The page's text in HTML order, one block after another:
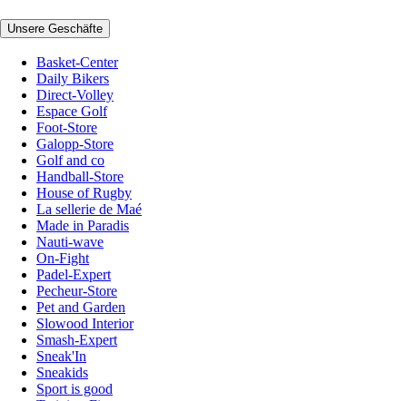
Unsere Geschäfte
Basket-Center
Daily Bikers
Direct-Volley
Espace Golf
Foot-Store
Galopp-Store
Golf and co
Handball-Store
House of Rugby
La sellerie de Maé
Made in Paradis
Nauti-wave
On-Fight
Padel-Expert
Pecheur-Store
Pet and Garden
Slowood Interior
Smash-Expert
Sneak'In
Sneakids
Sport is good